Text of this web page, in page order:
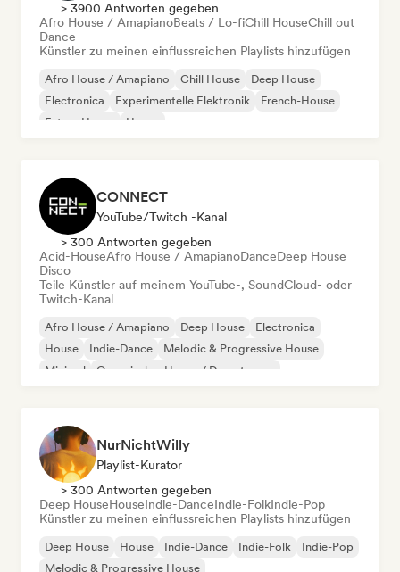
> 3900 Antworten gegeben
Afro House / AmapianoBeats / Lo-fiChill HouseChill out
Dance
Künstler zu meinen einflussreichen Playlists hinzufügen
Afro House / Amapiano Chill House
Deep House
Electronica
Experimentelle Elektronik
French-House
Future House
House
CONNECT
YouTube/Twitch -Kanal
> 300 Antworten gegeben
Acid-HouseAfro House / AmapianoDanceDeep House
Disco
Teile Künstler auf meinem YouTube-, SoundCloud- oder
Twitch-Kanal
Afro House / Amapiano Deep House
Electronica
House
Indie-Dance
Melodic & Progressive House
Minimal
Organischer House / Downtempo
NurNichtWilly
Playlist-Kurator
> 300 Antworten gegeben
Deep HouseHouseIndie-DanceIndie-FolkIndie-Pop
Künstler zu meinen einflussreichen Playlists hinzufügen
Deep House House Indie-Dance Indie-Folk
Indie-Pop
Melodic & Progressive House